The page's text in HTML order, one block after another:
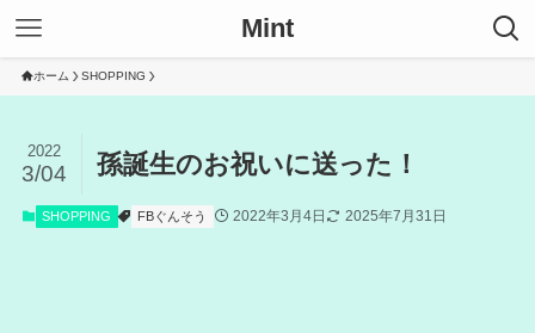
Mint
ホーム SHOPPING
孫誕生のお祝いに送った！
2022
3/04
SHOPPING FBぐんそう 2022年3月4日 2025年7月31日